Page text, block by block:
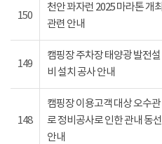
150
천안 꽈자런 2025 마라톤 개최
관련 안내
149
캠핑장 주차장 태양광 발전설
비 설치 공사 안내
148
캠핑장 이용고객 대상 오수관
로 정비공사로 인한 관내 동선
안내